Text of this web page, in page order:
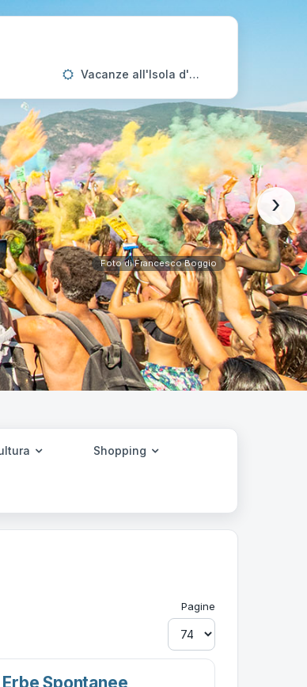
Vacanze all'Isola d'Elba
Foto di Francesco Boggio
›
Shopping
Pagine
Spontanee